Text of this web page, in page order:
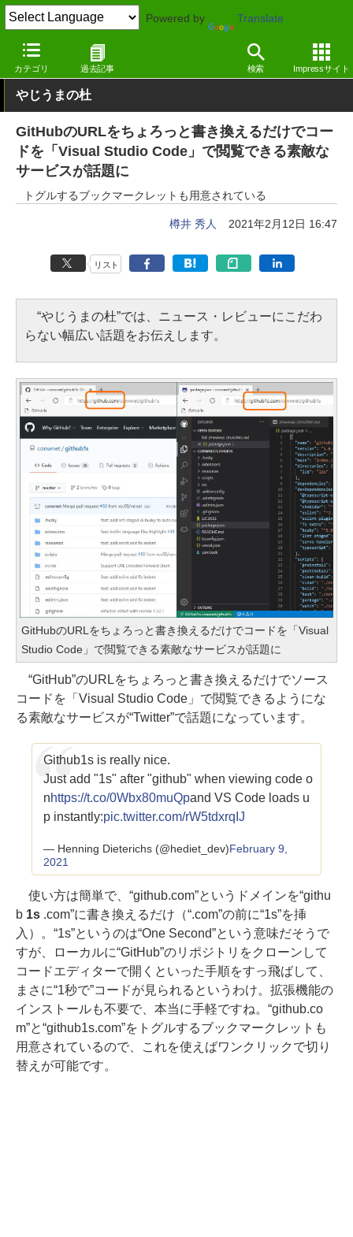
Powered by Translate
カテゴリ 過去記事 検索 Impressサイト
窓の杜 プログラミング Webサービス
やじうまの杜
GitHubのURLをちょろっと書き換えるだけでコー
ドを「Visual Studio Code」で閲覧できる素敵な
サービスが話題に
トグルするブックマークレットも用意されている
樽井 秀人 2021年2月12日 16:47
リスト
“やじうまの杜”では、ニュース・レビューにこだわ
らない幅広い話題をお伝えします。
GitHubのURLをちょろっと書き換えるだけでコードを「Visual
Studio Code」で閲覧できる素敵なサービスが話題に
“GitHub”のURLをちょろっと書き換えるだけでソース
コードを「Visual Studio Code」で閲覧できるようにな
る素敵なサービスが“Twitter”で話題になっています。
Github1s is really nice.
Just add "1s" after "github" when viewing code o
nhttps://t.co/0Wbx80muQpand VS Code loads u
p instantly:pic.twitter.com/rW5tdxrqIJ
— Henning Dieterichs (@hediet_dev)February 9,
2021
使い方は簡単で、“github.com”というドメインを“githu
b 1s .com”に書き換えるだけ（“.com”の前に“1s”を挿
入）。“1s”というのは“One Second”という意味だそうで
すが、ローカルに“GitHub”のリポジトリをクローンして
コードエディターで開くといった手順をすっ飛ばして、
まさに“1秒で”コードが見られるというわけ。拡張機能の
インストールも不要で、本当に手軽ですね。“github.co
m”と“github1s.com”をトグルするブックマークレットも
用意されているので、これを使えばワンクリックで切り
替えが可能です。